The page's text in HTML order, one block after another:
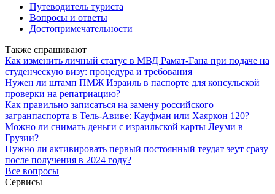
Путеводитель туриста
Вопросы и ответы
Достопримечательности
Также спрашивают
Как изменить личный статус в МВД Рамат-Гана при подаче на
студенческую визу: процедура и требования
Нужен ли штамп ПМЖ Израиль в паспорте для консульской
проверки на репатриацию?
Как правильно записаться на замену российского
загранпаспорта в Тель-Авиве: Кауфман или Хаяркон 120?
Можно ли снимать деньги с израильской карты Леуми в
Грузии?
Нужно ли активировать первый постоянный теудат зеут сразу
после получения в 2024 году?
Все вопросы
Сервисы